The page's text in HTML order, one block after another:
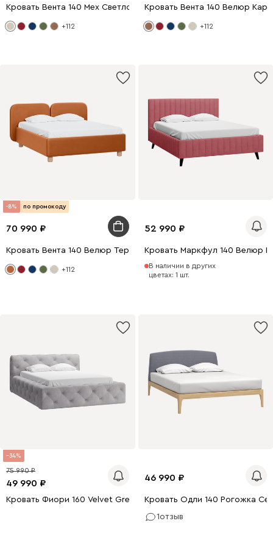
Кровать Вента 140 Мех Светло-бежевый
+112
Кровать Вента 140 Велюр
+112
-8% по промокоду
70 990
Кровать Вента 140 Велюр Терракотовый
+112
52 990
Кровать Маркфул 140 Велюр
В наличии в других
цветах: 1 шт.
34
49 990
75 990
Кровать Фиори 160 Velvet Grey
46 990
Кровать Одли 140 Рогожка
1отзыв